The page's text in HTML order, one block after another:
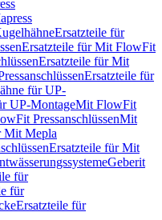
Ersatzteile für
Ersatzteile für Mit FlowFit
Ersatzteile für Mit
Ersatzteile für
für UP-
UP-MontageMit FlowFit
PressanschlüssenMit
Mit Mepla
Ersatzteile für Mit
Geberit
für
für
Ersatzteile für